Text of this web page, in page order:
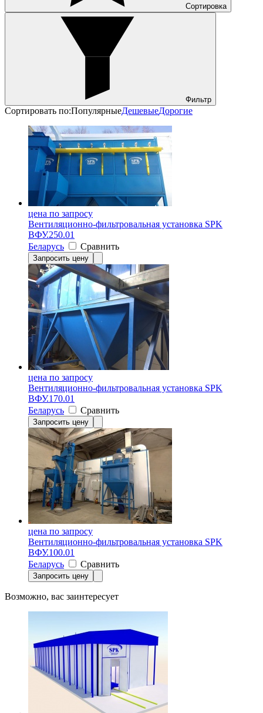
Сортировка
Фильтр
Сортировать по:ПопулярныеДешевыеДорогие
цена по запросу
Вентиляционно-фильтровальная установка SPK
ВФУ.250.01
Беларусь
Сравнить
Запросить цену
цена по запросу
Вентиляционно-фильтровальная установка SPK
ВФУ.170.01
Беларусь
Сравнить
Запросить цену
цена по запросу
Вентиляционно-фильтровальная установка SPK
ВФУ.100.01
Беларусь
Сравнить
Запросить цену
Возможно, вас заинтересует